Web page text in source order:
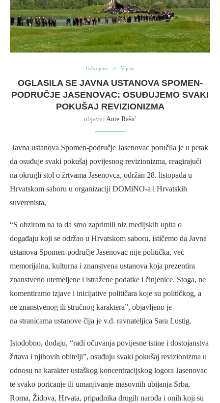
Izdvojeno Vijesti
OGLASILA SE JAVNA USTANOVA SPOMEN-
PODRUČJE JASENOVAC: OSUĐUJEMO SVAKI
POKUŠAJ REVIZIONIZMA
objavio Ante Rašić
Javna ustanova Spomen-područje Jasenovac poručila je u petak
da osuđuje svaki pokušaj povijesnog revizionizma, reagirajući
na okrugli stol o žrtvama Jasenovca, održan 28. listopada u
Hrvatskom saboru u organizaciji DOMiNO-a i Hrvatskih
suverenista,
“S obzirom na to da smo zaprimili niz medijskih upita o
događaju koji se održao u Hrvatskom saboru, ističemo da Javna
ustanova Spomen-područje Jasenovac nije politička, već
memorijalna, kulturna i znanstvena ustanova koja prezentira
znanstveno utemeljene i istražene podatke i činjenice. Stoga, ne
komentiramo izjave i inicijative političara koje su političkog, a
ne znanstvenog ili stručnog karaktera”, objavljeno je
na stranicama ustanove čija je v.d. ravnateljica Sara Lustig.
Istodobno, dodaju, “radi očuvanja povijesne istine i dostojanstva
žrtava i njihovih obitelji”, osuđuju svaki pokušaj revizionizma u
odnosu na karakter ustaškog koncentracijskog logora Jasenovac
te svako poricanje ili umanjivanje masovnih ubijanja Srba,
Roma, Židova, Hrvata, pripadnika drugih naroda i onih koji su